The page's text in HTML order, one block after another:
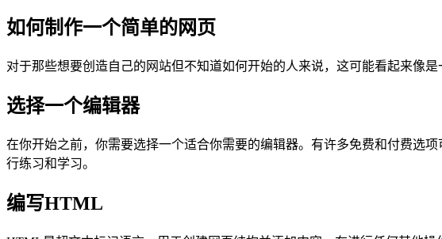
如何制作一个简单的网页
对于那些想要创造自己的网站但不知道如何开始的人来说，这可能看起来像
选择一个编辑器
在你开始之前，你需要选择一个适合你需要的编辑器。有许多免费和付费选
行练习和学习。
编写HTML